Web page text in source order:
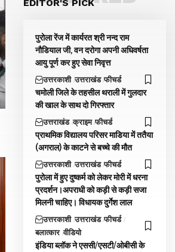
EDITOR'S PICK
पुरोला रेंज में कार्यरत श्री नन्द राम
नौडियाल जी, वन दरोगा अपनी अधिवर्षता
आयु पूर्ण कर हुए सेवा निवृत्त
उत्तरकाशी उत्तराखंड फीचर्ड
चमोली जिले के तहसील थराली में गुलदार
की खाल के साथ दो गिरफ्तार
उत्तराखंड क्राइम फीचर्ड
प्राथमिक विद्यालय परिसर माडिया में ततैया
(अगराल) के काटने से बच्चे की मौत
उत्तरकाशी उत्तराखंड फीचर्ड
पुरोला में हुए दुष्कर्म को लेकर मोरी में धरना
प्रदर्शन।अपराधी को कड़ी से कड़ी सजा
मिलनी चाहिए। विधायक दुर्गेश लाल
उत्तरकाशी उत्तराखंड फीचर्ड
बलात्कार वीडियो
इंडिया ब्लॉक ने एससी/एसटी/ओबीसी के